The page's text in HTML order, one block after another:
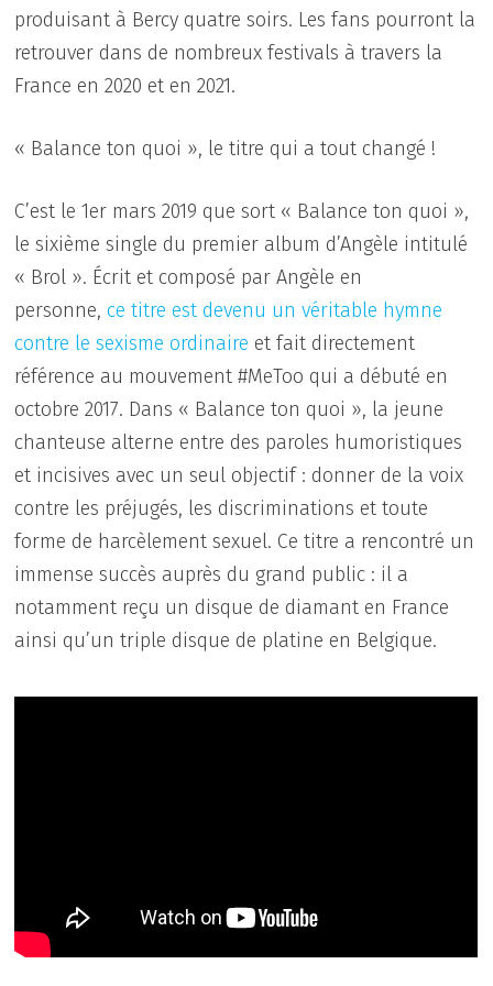
produisant à Bercy quatre soirs. Les fans pourront la
retrouver dans de nombreux festivals à travers la
France en 2020 et en 2021.
« Balance ton quoi », le titre qui a tout changé !
C’est le 1er mars 2019 que sort « Balance ton quoi »,
le sixième single du premier album d’Angèle intitulé
« Brol ». Écrit et composé par Angèle en
personne,ce titre est devenu un véritable hymne
contre le sexisme ordinaire et fait directement
référence au mouvement #MeToo qui a débuté en
octobre 2017. Dans « Balance ton quoi », la jeune
chanteuse alterne entre des paroles humoristiques
et incisives avec un seul objectif : donner de la voix
contre les préjugés, les discriminations et toute
forme de harcèlement sexuel. Ce titre a rencontré un
immense succès auprès du grand public : il a
notamment reçu un disque de diamant en France
ainsi qu’un triple disque de platine en Belgique.